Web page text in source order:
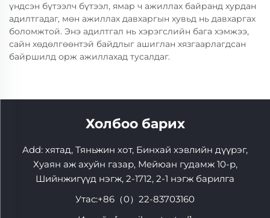
үндсэн бүтээлч бүтээл, ямар ч ажиллах байранд хурдан
адилтгадаг, мөн ажиллах давхаргын хувьд нь давхаргах
боломжтой. Энэ адилтгал нь хэрэгслийн бага хэмжээ,
сайн хөдөлгөөнтэй байдлыг ашиглан хязгаарлагдсан
байршилд орж ажиллахад тусалдаг.
Холбоо барих
Add: хятад, Тяньжин хот, Бинхай хэвлийн дүүрэг,
Хуаян аж ахуйн газар, Мейюан гудамж 10-р,
Шийнжигүүд нэгж, 2-1712, 2-1 нэгж барилга
Утас:+86（0）22-83703160